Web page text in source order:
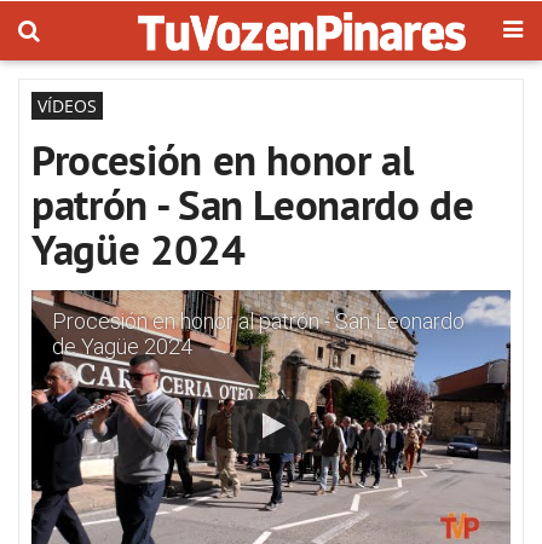
VÍDEOS
Procesión en honor al
patrón - San Leonardo de
Yagüe 2024
Procesión en honor al patrón - San Leonardo
de Yagüe 2024